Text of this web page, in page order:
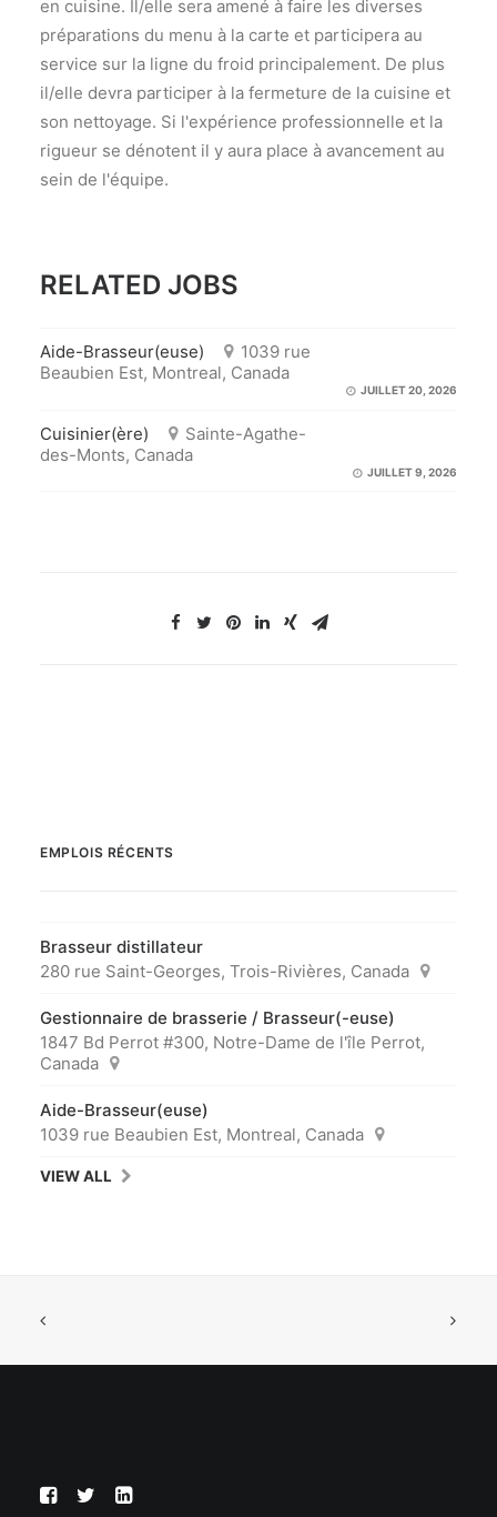
en cuisine. Il/elle sera amené à faire les diverses
préparations du menu à la carte et participera au
service sur la ligne du froid principalement. De plus
il/elle devra participer à la fermeture de la cuisine et
son nettoyage. Si l'expérience professionnelle et la
rigueur se dénotent il y aura place à avancement au
sein de l'équipe.
RELATED JOBS
Aide-Brasseur(euse)
1039 rue
Beaubien Est, Montreal, Canada
JUILLET 20, 2026
Cuisinier(ère)
Sainte-Agathe-
des-Monts, Canada
JUILLET 9, 2026
EMPLOIS RÉCENTS
Brasseur distillateur
280 rue Saint-Georges, Trois-Rivières, Canada
Gestionnaire de brasserie / Brasseur(-euse)
1847 Bd Perrot #300, Notre-Dame de l'île Perrot,
Canada
Aide-Brasseur(euse)
1039 rue Beaubien Est, Montreal, Canada
VIEW ALL